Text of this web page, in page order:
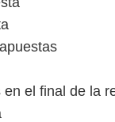
el final de la